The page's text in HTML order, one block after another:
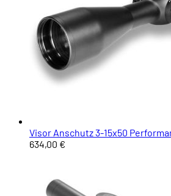
Visor Anschutz 3-15x50
634,00 €